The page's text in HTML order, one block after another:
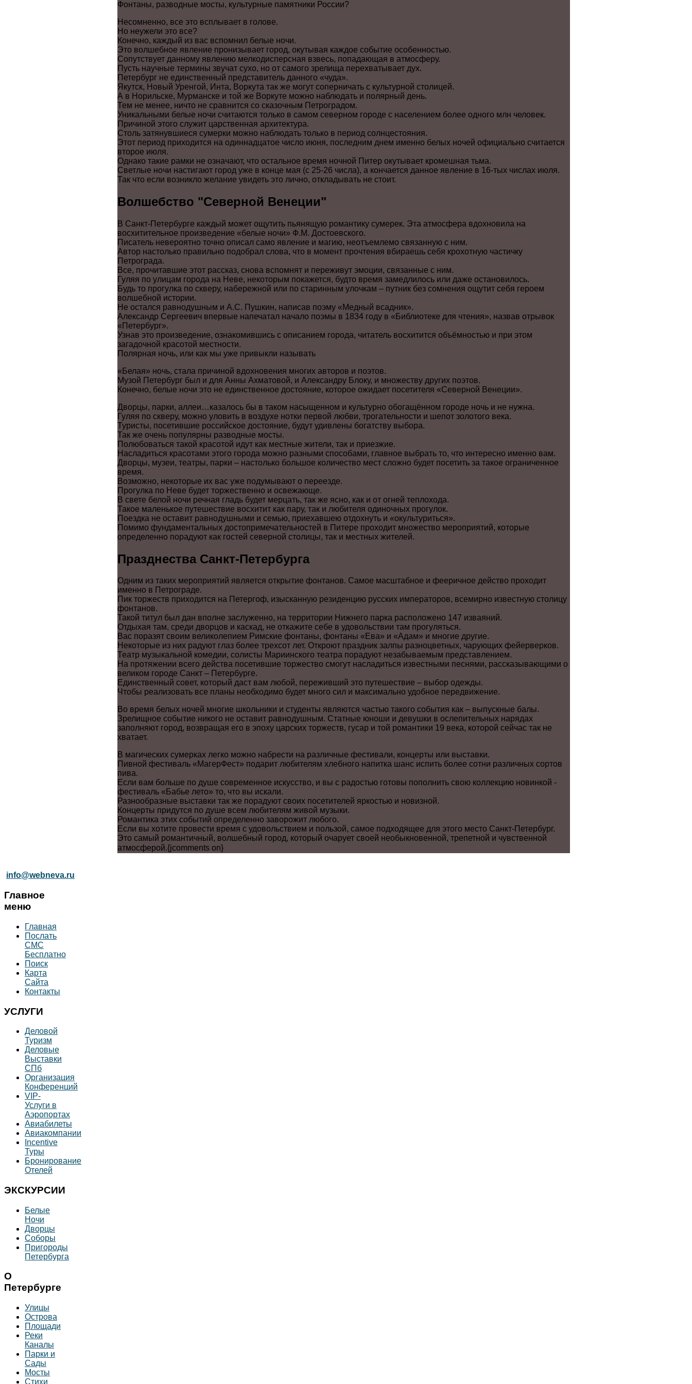
Фонтаны, разводные мосты, культурные памятники России?
Несомненно, все это всплывает в голове.
Но неужели это все?
Конечно, каждый из вас вспомнил белые ночи.
Это волшебное явление пронизывает город, окутывая каждое событие особенностью.
Сопутствует данному явлению мелкодисперсная взвесь, попадающая в атмосферу.
Пусть научные термины звучат сухо, но от самого зрелища перехватывает дух.
Петербург не единственный представитель данного «чуда».
Якутск, Новый Уренгой, Инта, Воркута так же могут соперничать с культурной столицей.
А в Норильске, Мурманске и той же Воркуте можно наблюдать и полярный день.
Тем не менее, ничто не сравнится со сказочным Петроградом.
Уникальными белые ночи считаются только в самом северном городе с населением более одного млн человек.
Причиной этого служит царственная архитектура.
Столь затянувшиеся сумерки можно наблюдать только в период солнцестояния.
Этот период приходится на одиннадцатое число июня, последним днем именно белых ночей официально считается
второе июля.
Однако такие рамки не означают, что остальное время ночной Питер окутывает кромешная тьма.
Светлые ночи настигают город уже в конце мая (с 25-26 числа), а кончается данное явление в 16-тых числах июля.
Так что если возникло желание увидеть это лично, откладывать не стоит.
Волшебство "Северной Венеции"
В Санкт-Петербурге каждый может ощутить пьянящую романтику сумерек. Эта атмосфера вдохновила на
восхитительное произведение «белые ночи» Ф.М. Достоевского.
Писатель невероятно точно описал само явление и магию, неотъемлемо связанную с ним.
Автор настолько правильно подобрал слова, что в момент прочтения вбираешь себя крохотную частичку
Петрограда.
Все, прочитавшие этот рассказ, снова вспомнят и переживут эмоции, связанные с ним.
Гуляя по улицам города на Неве, некоторым покажется, будто время замедлилось или даже остановилось.
Будь то прогулка по скверу, набережной или по старинным улочкам – путник без сомнения ощутит себя героем
волшебной истории.
Не остался равнодушным и А.С. Пушкин, написав поэму «Медный всадник».
Александр Сергеевич впервые напечатал начало поэмы в 1834 году в «Библиотеке для чтения», назвав отрывок
«Петербург».
Узнав это произведение, ознакомившись с описанием города, читатель восхитится объёмностью и при этом
загадочной красотой местности.
Полярная ночь, или как мы уже привыкли называть
«Белая» ночь, стала причиной вдохновения многих авторов и поэтов.
Музой Петербург был и для Анны Ахматовой, и Александру Блоку, и множеству других поэтов.
Конечно, белые ночи это не единственное достояние, которое ожидает посетителя «Северной Венеции».
Дворцы, парки, аллеи…казалось бы в таком насыщенном и культурно обогащённом городе ночь и не нужна.
Гуляя по скверу, можно уловить в воздухе нотки первой любви, трогательности и шепот золотого века.
Туристы, посетившие российское достояние, будут удивлены богатству выбора.
Так же очень популярны разводные мосты.
Полюбоваться такой красотой идут как местные жители, так и приезжие.
Насладиться красотами этого города можно разными способами, главное выбрать то, что интересно именно вам.
Дворцы, музеи, театры, парки – настолько большое количество мест сложно будет посетить за такое ограниченное
время.
Возможно, некоторые их вас уже подумывают о переезде.
Прогулка по Неве будет торжественно и освежающе.
В свете белой ночи речная гладь будет мерцать, так же ясно, как и от огней теплохода.
Такое маленькое путешествие восхитит как пару, так и любителя одиночных прогулок.
Поездка не оставит равнодушными и семью, приехавшею отдохнуть и «окультуриться».
Помимо фундаментальных достопримечательностей в Питере проходит множество мероприятий, которые
определенно порадуют как гостей северной столицы, так и местных жителей.
Празднества Санкт-Петербурга
Одним из таких мероприятий является открытие фонтанов. Самое масштабное и фееричное действо проходит
именно в Петрограде.
Пик торжеств приходится на Петергоф, изысканную резиденцию русских императоров, всемирно известную столицу
фонтанов.
Такой титул был дан вполне заслуженно, на территории Нижнего парка расположено 147 изваяний.
Отдыхая там, среди дворцов и каскад, не откажите себе в удовольствии там прогуляться.
Вас поразят своим великолепием Римские фонтаны, фонтаны «Ева» и «Адам» и многие другие.
Некоторые из них радуют глаз более трехсот лет. Откроют праздник залпы разноцветных, чарующих фейерверков.
Театр музыкальной комедии, солисты Мариинского театра порадуют незабываемым представлением.
На протяжении всего действа посетившие торжество смогут насладиться известными песнями, рассказывающими о
великом городе Санкт – Петербурге.
Единственный совет, который даст вам любой, переживший это путешествие – выбор одежды.
Чтобы реализовать все планы необходимо будет много сил и максимально удобное передвижение.
Во время белых ночей многие школьники и студенты являются частью такого события как – выпускные балы.
Зрелищное событие никого не оставит равнодушным. Статные юноши и девушки в ослепительных нарядах
заполняют город, возвращая его в эпоху царских торжеств, гусар и той романтики 19 века, которой сейчас так не
хватает.
В магических сумерках легко можно набрести на различные фестивали, концерты или выставки.
Пивной фестиваль «МагерФест» подарит любителям хлебного напитка шанс испить более сотни различных сортов
пива.
Если вам больше по душе современное искусство, и вы с радостью готовы пополнить свою коллекцию новинкой -
фестиваль «Бабье лето» то, что вы искали.
Разнообразные выставки так же порадуют своих посетителей яркостью и новизной.
Концерты придутся по душе всем любителям живой музыки.
Романтика этих событий определенно заворожит любого.
Если вы хотите провести время с удовольствием и пользой, самое подходящее для этого место Санкт-Петербург.
Это самый романтичный, волшебный город, который очарует своей необыкновенной, трепетной и чувственной
атмосферой.{jcomments on}
info@webneva.ru
Главное
меню
Главная
Послать
СМС
Бесплатно
Поиск
Карта
Сайта
Контакты
УСЛУГИ
Деловой
Туризм
Деловые
Выставки
СПб
Организация
Конференций
VIP-
Услуги в
Аэропортах
Авиабилеты
Авиакомпании
Incentive
Туры
Бронирование
Отелей
ЭКСКУРСИИ
Белые
Ночи
Дворцы
Соборы
Пригороды
Петербурга
О
Петербурге
Улицы
Острова
Площади
Реки
Каналы
Парки и
Сады
Мосты
Стихи